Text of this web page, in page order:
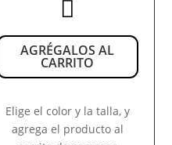

AGRÉGALOS AL
CARRITO
Elige el color y la talla, y
agrega el producto al